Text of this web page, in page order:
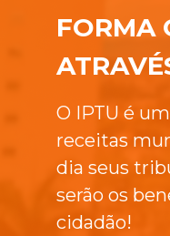
FORMA
O IPTU é
receitas
dia seus
serão os
cidadão!